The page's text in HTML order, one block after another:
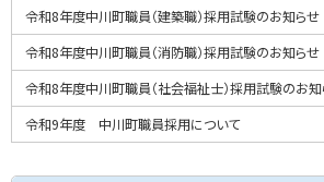
メ
ニ
ュ
ー
令和8年度中川町職員（建築職）採用試験のお知らせ
令和8年度中川町職員（消防職）採用試験のお知らせ
令和8年度中川町職員（社会福祉士）採用試験のお
令和9年度 中川町職員採用について